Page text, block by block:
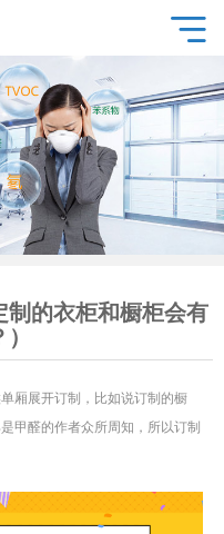
的衣柜和橱柜会有
展开订制，比如说订制的橱
甲醛的作者众所周知，所以订制